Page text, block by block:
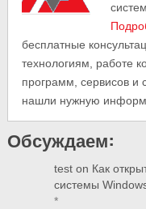
бесплатные
технологиям, работе
программ, сервисов и
нашли нужную
Обсуждаем:
test on Как
системы
*